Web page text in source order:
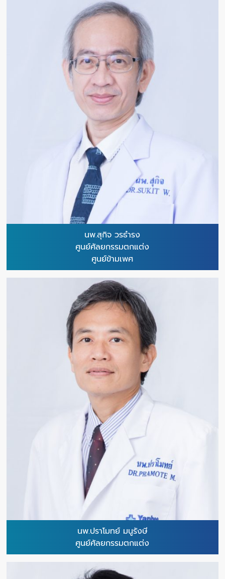
นพ.สุกิจ วรธำรง
ศูนย์ศัลยกรรมตกแต่ง
ศูนย์ข้ามเพศ
นพ.ปราโมทย์ มนูรังษี
ศูนย์ศัลยกรรมตกแต่ง